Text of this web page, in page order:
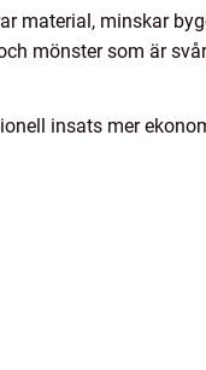
material, minskar
mönster som är
insats mer